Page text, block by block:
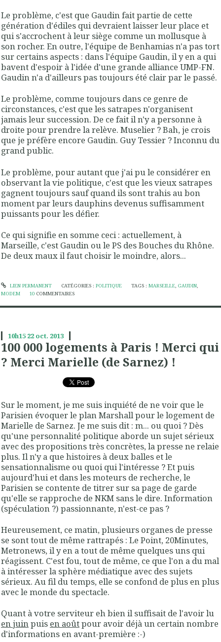
Le problème, c'est que Gaudin fait partie de cette
génération d'édiles qui devraient laisser leur place et
qui s'accrochent à leur siège comme un mollusque à
son rocher. En outre, l'équipe de Benhamias n'a pas tort
sur certains aspects : dans l'équipe Gaudin, il y en a qui
bavent d'espoir à l'idée d'une grande alliance UMP-FN.
Gaudin n'a d'ailleurs pas toujours été clair par le passé.
Le problème, comme toujours dans ce genre de
circonstances, c'est que les satrapes n'organisent
jamais leur succession. De ce fait il n'y a personne à
droite pour prendre la relève. Muselier ? Bah, je crois
que je préfère encore Gaudin. Guy Tessier ? Inconnu du
grand public.
Le problème, pour autant que j'ai pu le considérer en
observant la vie politique, c'est que les vieux satrapes
gagnent toujours sauf quand ils sont trahis au bon
moment par leurs dauphins devenus suffisamment
puissants pour les défier.
Ce qui signifie en somme ceci : actuellement, à
Marseille, c'est Gaudin ou le PS des Bouches du Rhône.
De deux maux il faut choisir le moindre, alors...
LIEN PERMANENT CATÉGORIES : POLITIQUE TAGS :MARSEILLE, GAUDIN,
MODEM
10 COMMENTAIRES
10h15 22 oct. 2013
100 000 logements à Paris ! Merci qui
? Merci Marielle (de Sarnez) !
Sur le moment, je me suis inquiété de ne voir que le
Parisien évoquer le plan Marshall pour le logement de
Marielle de Sarnez. Je me suis dit : m... ou quoi ? Dès
qu'une personnalité politique aborde un sujet sérieux
avec des propositions très concrètes, la presse ne relaie
plus. Il n'y a que histoires à deux balles et le
sensationnalisme ou quoi qui l'intéresse ? Et puis
aujourd'hui et dans les moteurs de recherche, le
Parisien se contente de titrer sur sa page de garde
qu'elle se rapproche de NKM sans le dire. Information
(spéculation ?) passionnante, n'est-ce pas ?
Heureusement, ce matin, plusieurs organes de presse
se sont tout de même rattrapés : Le Point, 20Minutes,
Metronews, il y en a tout de même quelques uns qui
réagissent. C'est fou, tout de même, ce que l'on a du mal
à intéresser la sphère médiatique avec des sujets
sérieux. Au fil du temps, elle se confond de plus en plus
avec le monde du spectacle.
Quant à votre serviteur eh bien il suffisait de l'avoir lu
en juinpuis en aoûtpour avoir déjà un certain nombre
d'informations en avant-première :-)